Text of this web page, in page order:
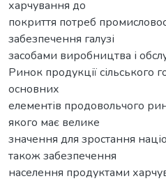
харчування до
покриття потреб
забезпечення галузі
засобами виробництва і
Ринок продукції сільського
основних
елементів продовольчого
якого має велике
значення для зростання
також забезпечення
населення продуктами